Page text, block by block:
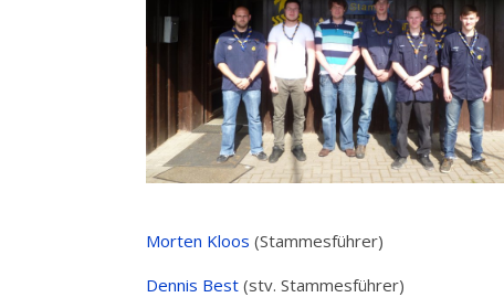
Morten Kloos (Stammesführer)
Dennis Best (stv. Stammesführer)